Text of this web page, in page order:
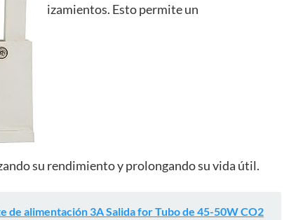
izamientos. Esto permite un
su rendimiento y prolongando su vida útil.
de alimentación 3A Salida for Tubo de 45-50W CO2